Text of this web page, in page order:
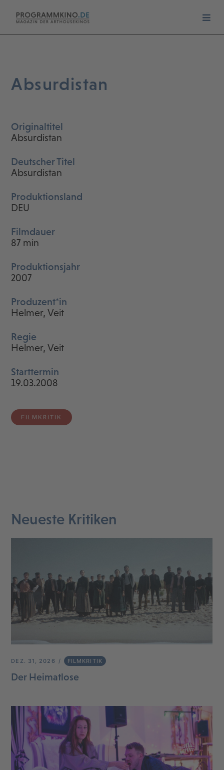
Absurdistan
Originaltitel
Absurdistan
Deutscher Titel
Absurdistan
Produktionsland
DEU
Filmdauer
87 min
Produktionsjahr
2007
Produzent*in
Helmer, Veit
Regie
Helmer, Veit
Starttermin
19.03.2008
FILMKRITIK
Neueste Kritiken
DEZ. 31, 2026 FILMKRITIK
Der Heimatlose